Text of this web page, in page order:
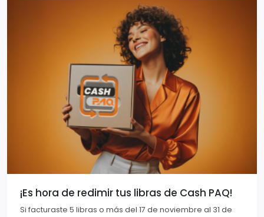
¡Es hora de redimir tus libras de Cash PAQ!
Si facturaste 5 libras o más del 17 de noviembre al 31 de